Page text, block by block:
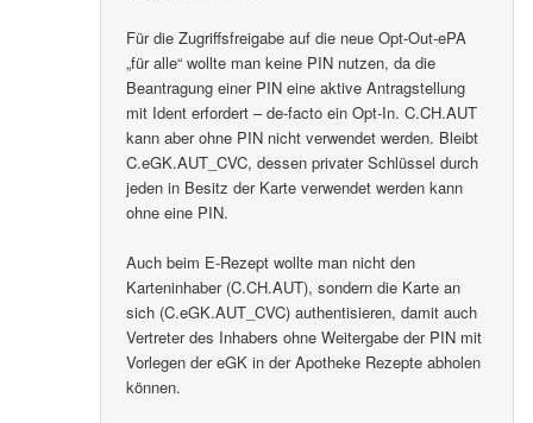
Für die Zugriffsfreigabe auf die neue Opt-Out-ePA
„für alle“ wollte man keine PIN nutzen, da die
Beantragung einer PIN eine aktive Antragstellung
mit Ident erfordert – de-facto ein Opt-In. C.CH.AUT
kann aber ohne PIN nicht verwendet werden. Bleibt
C.eGK.AUT_CVC, dessen privater Schlüssel durch
jeden in Besitz der Karte verwendet werden kann
ohne eine PIN.
Auch beim E-Rezept wollte man nicht den
Karteninhaber (C.CH.AUT), sondern die Karte an
sich (C.eGK.AUT_CVC) authentisieren, damit auch
Vertreter des Inhabers ohne Weitergabe der PIN mit
Vorlegen der eGK in der Apotheke Rezepte abholen
können.